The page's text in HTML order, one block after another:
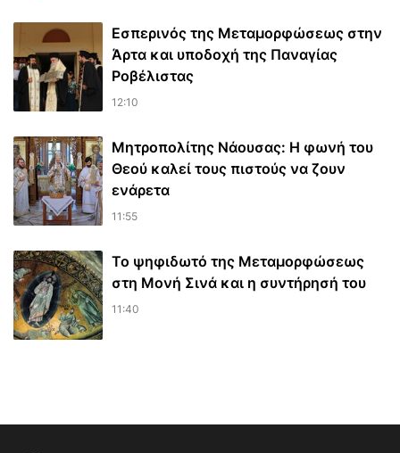
Εσπερινός της Μεταμορφώσεως στην
Άρτα και υποδοχή της Παναγίας
Ροβέλιστας
12:10
Μητροπολίτης Νάουσας: Η φωνή του
Θεού καλεί τους πιστούς να ζουν
ενάρετα
11:55
Το ψηφιδωτό της Μεταμορφώσεως
στη Μονή Σινά και η συντήρησή του
11:40